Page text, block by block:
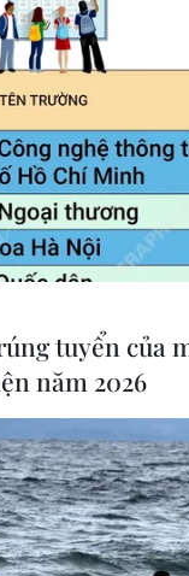
tuyển của
năm 2026